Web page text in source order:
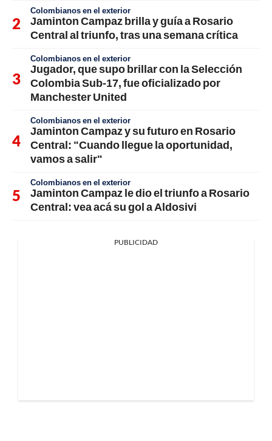
Colombianos en el exterior
Jaminton Campaz brilla y guía a Rosario
Central al triunfo, tras una semana crítica
Colombianos en el exterior
Jugador, que supo brillar con la Selección
Colombia Sub-17, fue oficializado por
Manchester United
Colombianos en el exterior
Jaminton Campaz y su futuro en Rosario
Central: "Cuando llegue la oportunidad,
vamos a salir"
Colombianos en el exterior
Jaminton Campaz le dio el triunfo a Rosario
Central: vea acá su gol a Aldosivi
PUBLICIDAD